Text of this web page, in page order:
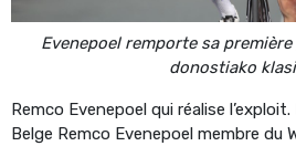
Evenepoel remporte sa
donostiako
Remco Evenepoel qui réalise
Belge Remco Evenepoel membre du